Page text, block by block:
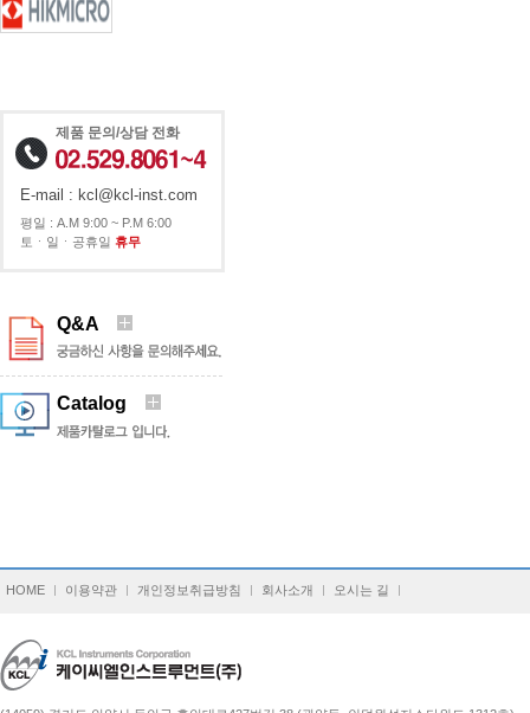
제품 문의/상담 전화
E-mail : kcl@kcl-inst.com
평일 : A.M 9:00 ~ P.M 6:00
토ㆍ일ㆍ공휴일 휴무
Q&A
Catalog
HOME 이용약관 개인정보취급방침 회사소개 오시는 길